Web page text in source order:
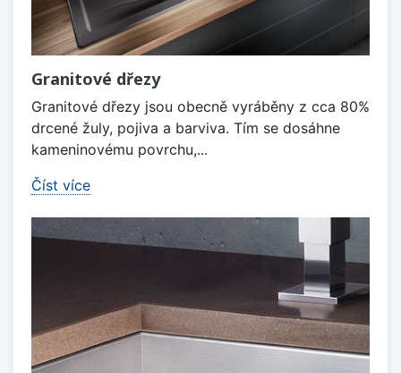
Granitové dřezy
Granitové dřezy jsou obecně vyráběny z cca 80%
drcené žuly, pojiva a barviva. Tím se dosáhne
kameninovému povrchu,...
Číst více